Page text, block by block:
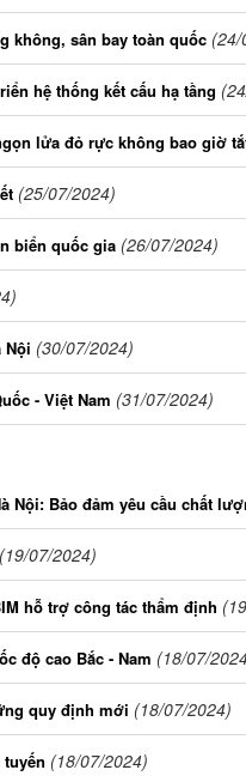
không, sân bay toàn quốc (24/
hệ thống kết cấu hạ tầng
lửa đỏ rực không bao giờ
(25/07/2024)
biển quốc gia (26/07/2024)
Nội (30/07/2024)
- Việt Nam (31/07/2024)
Nội: Bảo đảm yêu cầu chất
(19/07/2024)
hỗ trợ công tác thẩm định
độ cao Bắc - Nam (18/07/
quy định mới (18/07/2024)
(18/07/2024)